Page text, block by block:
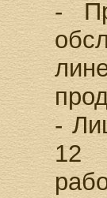
-
-
12